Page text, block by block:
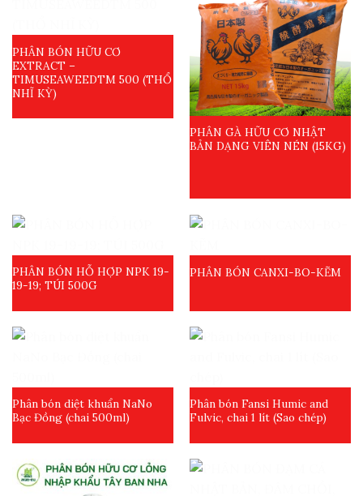
PHÂN BÓN HỮU CƠ
EXTRACT –
TIMUSEAWEEDTM 500 (THỔ
NHĨ KỲ)
PHÂN GÀ HỮU CƠ NHẬT
BẢN DẠNG VIÊN NÉN (15KG)
PHÂN BÓN HỖ HỢP NPK 19-
19-19; TÚI 500G
PHÂN BÓN CANXI-BO-KẼM
Phân bón diệt khuẩn NaNo
Bạc Đồng (chai 500ml)
Phân bón Fansi Humic and
Fulvic, chai 1 lít (Sao chép)